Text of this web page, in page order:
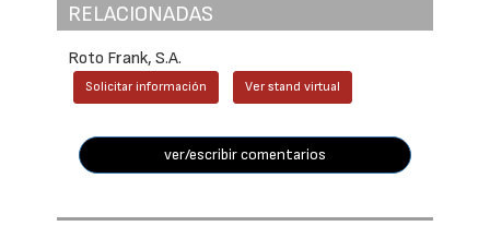
RELACIONADAS
Roto Frank, S.A.
Solicitar información Ver stand virtual
ver/escribir comentarios